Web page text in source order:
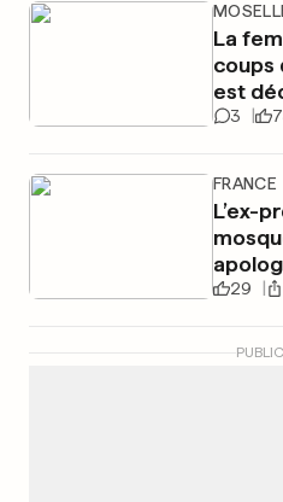
La
coups
est
3
FRANCE
L’ex-
29